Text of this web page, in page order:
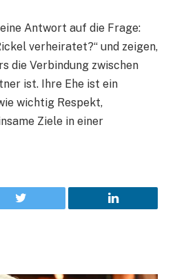
Antwort auf die Frage:
verheiratet?“ und zeigen,
die Verbindung zwischen
ist. Ihre Ehe ist ein
wichtig Respekt,
Ziele in einer
Twitter LinkedIn